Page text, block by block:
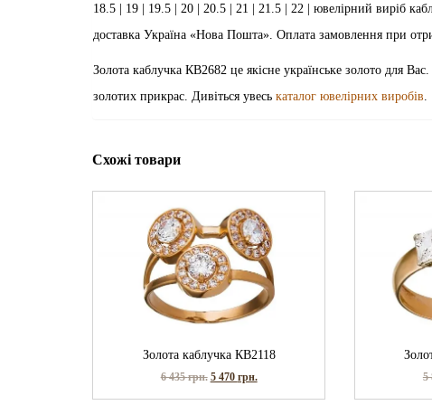
18.5 | 19 | 19.5 | 20 | 20.5 | 21 | 21.5 | 22 | ювелірний виріб
доставка Україна «Нова Пошта». Оплата замовлення при
Золота каблучка КВ2682 це якісне українське золото для
золотих прикрас. Дивіться увесь каталог ювелірних виробів.
Схожі товари
Золота каблучка КВ2118
6 435грн. 5 470 грн. 5